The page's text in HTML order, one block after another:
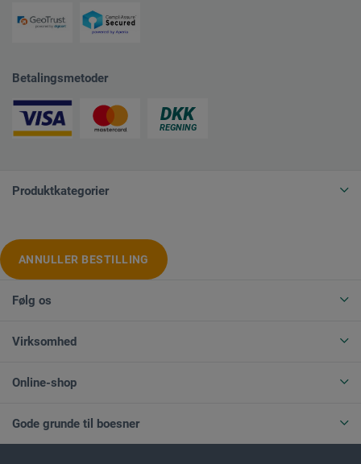
Betalingsmetoder
Produktkategorier
ANNULLER BESTILLING
Følg os
Virksomhed
Online-shop
Gode grunde til boesner